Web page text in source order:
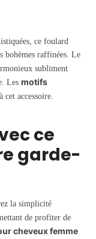
ce foulard
bohèmes raffinées. Le
subliment
Les motifs
accessoire.
ce
garde-
la simplicité
de profiter de
cheveux femme